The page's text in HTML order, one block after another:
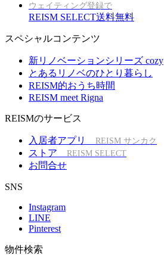
ウェイティング登録で
REISM SELECT送料無料
スペシャルコンテンツ
新リノベーションシリーズ cozy
とあるリノベのひとり暮らし
REISM的おうち時間
REISM meet Rigna
REISMのサービス
入居者アプリ REISM サンカク
ストア REISM SELECT
お問合せ
SNS
Instagram
LINE
Pinterest
物件検索